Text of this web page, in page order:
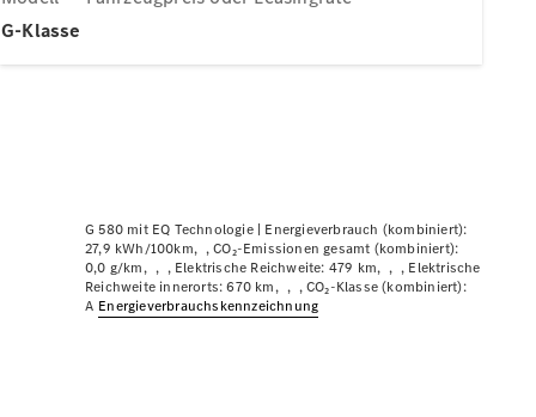
Plug-in-Hybrid Modelle
Alle
Limousinen
CLA
Elektrisch
CLA
G-Klasse
G 580 mit EQ Technologie | Energieverbrauch (kombiniert):
27,9 kWh/100km
CO₂-Emissionen gesamt (kombiniert):
0,0 g/km
Elektrische Reichweite: 479 km
Elektrische
Reichweite innerorts: 670 km
CO₂-Klasse (kombiniert):
A Energie­verbrauchs­kennzeichnung